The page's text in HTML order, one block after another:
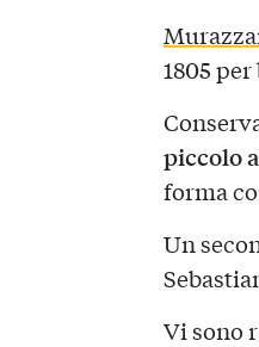
1805
piccolo
forma
Un
Vi sono